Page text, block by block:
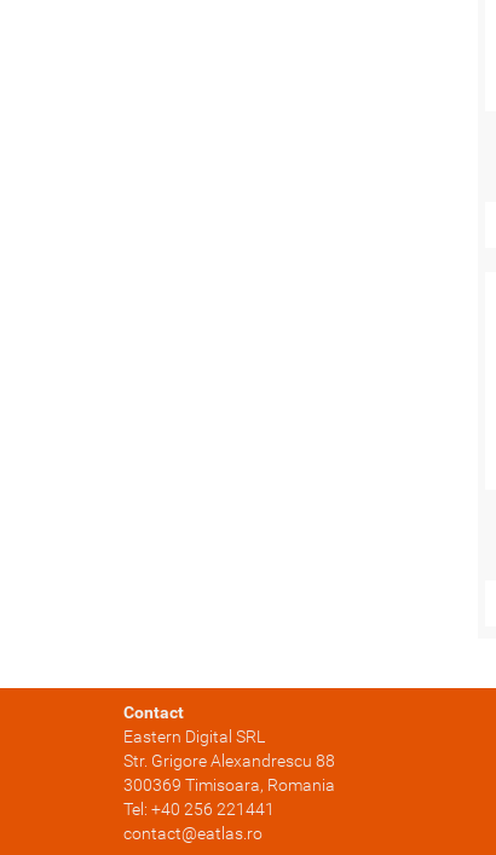
Contact
Eastern Digital SRL
Str. Grigore Alexandrescu 88
300369 Timisoara, Romania
Tel: +40 256 221441
contact@eatlas.ro